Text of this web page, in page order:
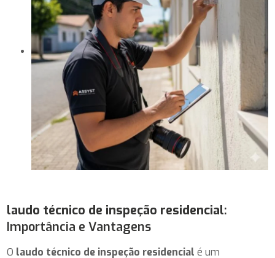
laudo técnico de inspeção residencial:
Importância e Vantagens
O laudo técnico de inspeção residencial é um